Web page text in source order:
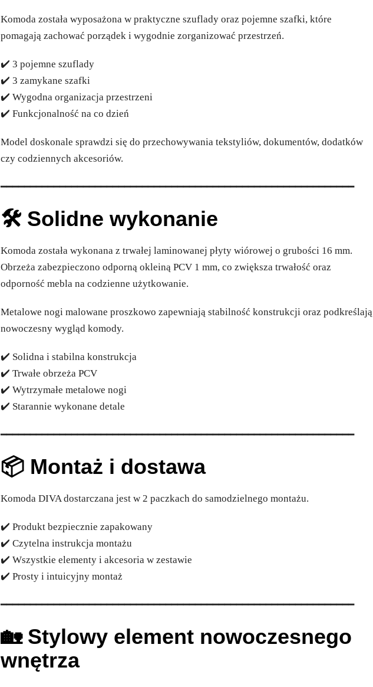
Komoda została wyposażona w praktyczne szuflady oraz pojemne szafki, które
pomagają zachować porządek i wygodnie zorganizować przestrzeń.
✔️ 3 pojemne szuflady
✔️ 3 zamykane szafki
✔️ Wygodna organizacja przestrzeni
✔️ Funkcjonalność na co dzień
Model doskonale sprawdzi się do przechowywania tekstyliów, dokumentów, dodatków
czy codziennych akcesoriów.
━━━━━━━━━━━━━━━━━━━━━━━━━━━━━━━━━━━━━━━━━━━━━━━━━━━━━━━━━━━━
🛠️ Solidne wykonanie
Komoda została wykonana z trwałej laminowanej płyty wiórowej o grubości 16 mm.
Obrzeża zabezpieczono odporną okleiną PCV 1 mm, co zwiększa trwałość oraz
odporność mebla na codzienne użytkowanie.
Metalowe nogi malowane proszkowo zapewniają stabilność konstrukcji oraz podkreślają
nowoczesny wygląd komody.
✔️ Solidna i stabilna konstrukcja
✔️ Trwałe obrzeża PCV
✔️ Wytrzymałe metalowe nogi
✔️ Starannie wykonane detale
━━━━━━━━━━━━━━━━━━━━━━━━━━━━━━━━━━━━━━━━━━━━━━━━━━━━━━━━━━━━
📦 Montaż i dostawa
Komoda DIVA dostarczana jest w 2 paczkach do samodzielnego montażu.
✔️ Produkt bezpiecznie zapakowany
✔️ Czytelna instrukcja montażu
✔️ Wszystkie elementy i akcesoria w zestawie
✔️ Prosty i intuicyjny montaż
━━━━━━━━━━━━━━━━━━━━━━━━━━━━━━━━━━━━━━━━━━━━━━━━━━━━━━━━━━━━
🏡 Stylowy element nowoczesnego
wnętrza